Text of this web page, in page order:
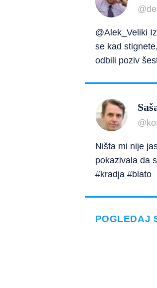
@Alek_Veliki
se kad
odbili poziv
Ništa mi nije
pokazivala da
#kradja #blato
POGLEDAJ